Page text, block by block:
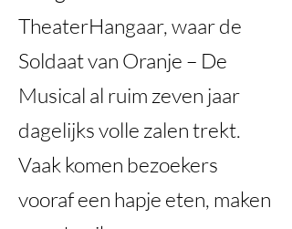
TheaterHangaar, waar de
Soldaat van Oranje – De
Musical al ruim zeven jaar
dagelijks volle zalen trekt.
Vaak komen bezoekers
vooraf een hapje eten, maken